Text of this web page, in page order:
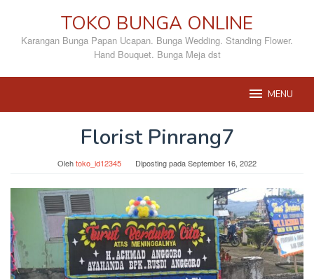
konten
TOKO BUNGA ONLINE
Karangan Bunga Papan Ucapan. Bunga Wedding. Standing Flower.
Hand Bouquet. Bunga Meja dst
MENU
Florist Pinrang7
Olehtoko_id12345 Diposting padaSeptember 16, 2022